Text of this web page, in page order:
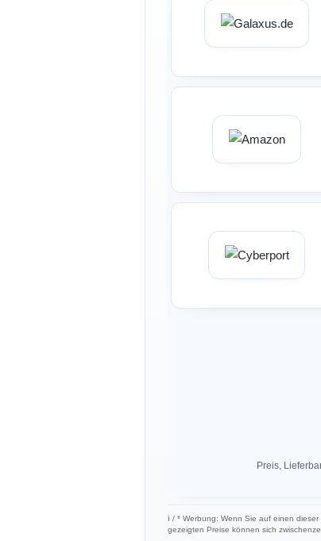
Preis,
ℹ︎ / * Werbung: Wenn Sie auf einen
gezeigten Preise können sich